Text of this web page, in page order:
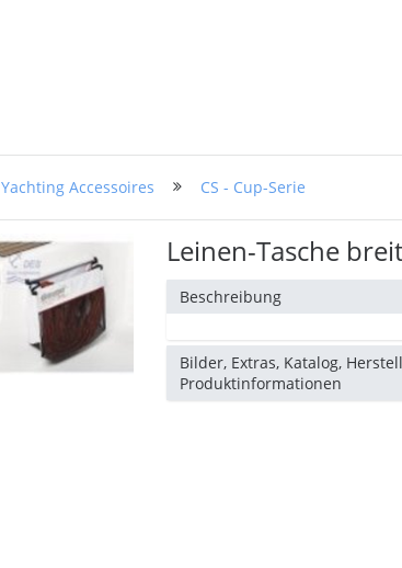
Yachting Accessoires CS - Cup-Serie
Leinen-Tasche
Beschreibung
Bilder, Extras, Katalog,
Produktinformationen